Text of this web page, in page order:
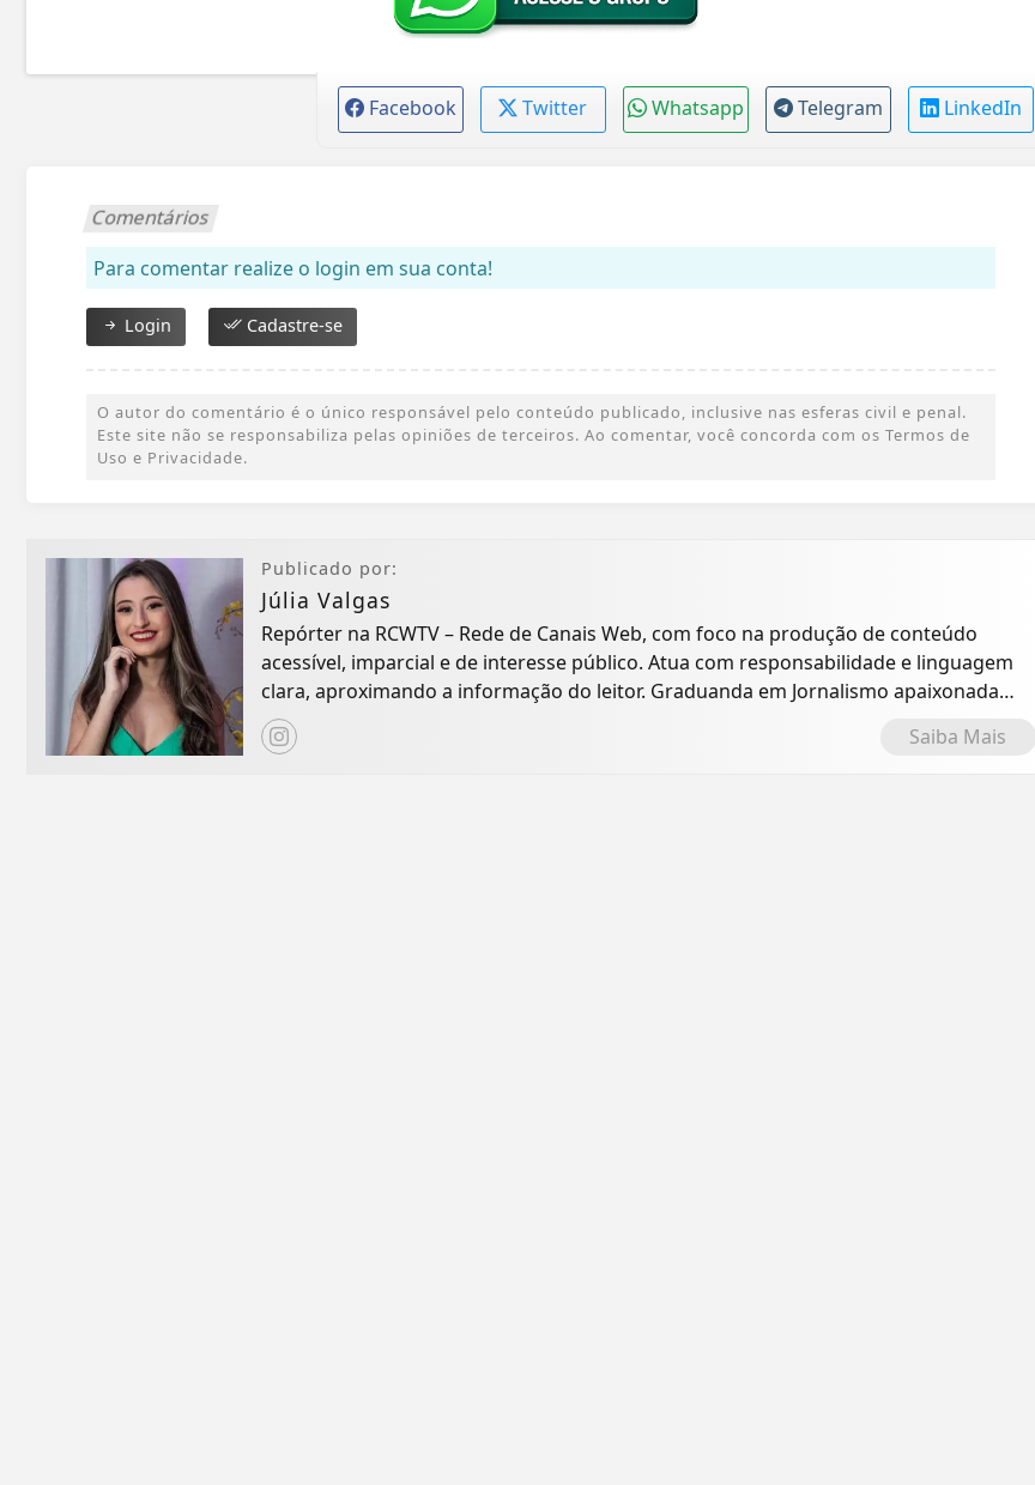
Facebook Twitter Whatsapp Telegram LinkedIn
Comentários
Para comentar realize o login em sua conta!
Login Cadastre-se
O autor do comentário é o único responsável pelo conteúdo publicado, inclusive nas esferas civil e penal.
Este site não se responsabiliza pelas opiniões de terceiros. Ao comentar, você concorda com os Termos de
Uso e Privacidade.
Publicado por:
Júlia Valgas
Repórter na RCWTV – Rede de Canais Web, com foco na produção de conteúdo
acessível, imparcial e de interesse público. Atua com responsabilidade e linguagem
clara, aproximando a informação do leitor. Graduanda em Jornalismo apaixonada
por contar as...
Saiba Mais